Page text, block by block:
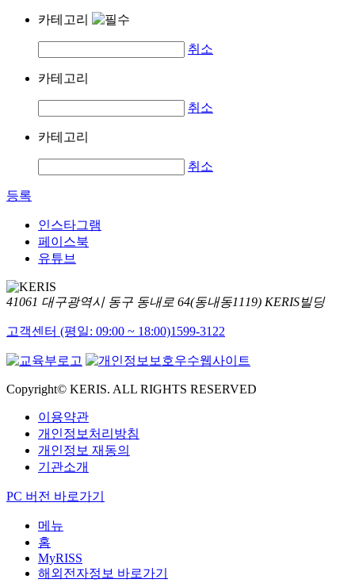
카테고리
취소
카테고리
취소
카테고리
취소
등록
인스타그램
페이스북
유튜브
41061 대구광역시 동구 동내로 64(동내동1119) KERIS빌딩
고객센터 (평일: 09:00 ~ 18:00)1599-3122
Copyright© KERIS. ALL RIGHTS RESERVED
이용약관
개인정보처리방침
개인정보 재동의
기관소개
PC 버전 바로가기
메뉴
홈
MyRISS
해외전자정보 바로가기